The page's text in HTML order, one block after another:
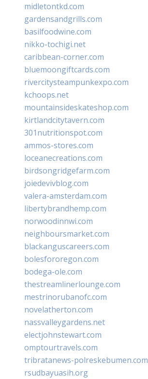
midletontkd.com
gardensandgrills.com
basilfoodwine.com
nikko-tochigi.net
caribbean-corner.com
bluemoongiftcards.com
rivercitysteampunkexpo.com
kchoops.net
mountainsideskateshop.com
kirtlandcitytavern.com
301nutritionspot.com
ammos-stores.com
loceanecreations.com
birdsongridgefarm.com
joiedevivblog.com
valera-amsterdam.com
libertybrandhemp.com
norwoodinnwi.com
neighboursmarket.com
blackanguscareers.com
bolesfororegon.com
bodega-ole.com
thestreamlinerlounge.com
mestrinorubanofc.com
novelatherton.com
nassvalleygardens.net
electjohnstewart.com
omptourtravels.com
tribratanews-polreskebumen.com
rsudbayuasih.org